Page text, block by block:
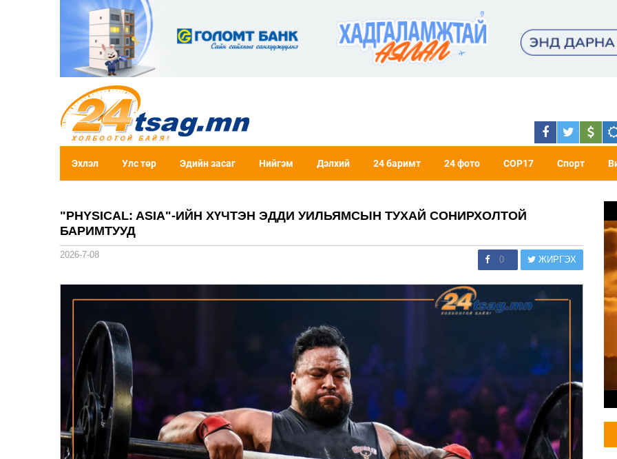
Эхлэл Улс төр Эдийн засаг Нийгэм Дэлхий 24 баримт 24 фото COP17 Спорт
"PHYSICAL: ASIA"-ИЙН ХҮЧТЭН ЭДДИ УИЛЬЯМСЫН ТУХАЙ СОНИРХОЛТОЙ
БАРИМТУУД
2026-7-08 0 ЖИРГЭХ